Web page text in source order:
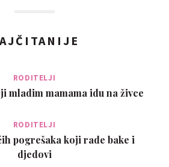
RODITELJI
mladim mamama idu na živce
RODITELJI
pogrešaka koji rade bake i
djedovi